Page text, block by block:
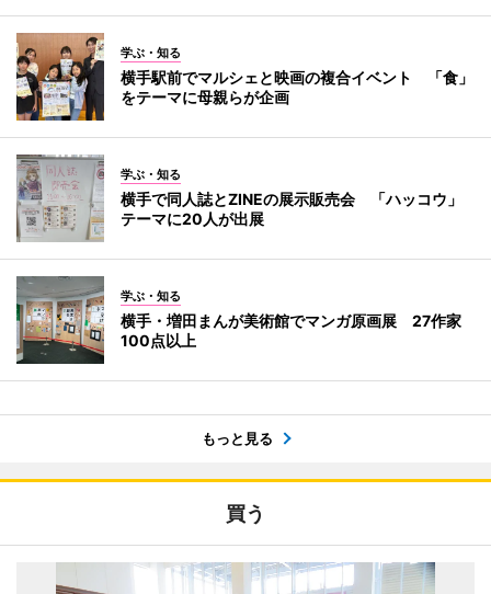
学ぶ・知る
横手駅前でマルシェと映画の複合イベント 「食」
をテーマに母親らが企画
学ぶ・知る
横手で同人誌とZINEの展示販売会 「ハッコウ」
テーマに20人が出展
学ぶ・知る
横手・増田まんが美術館でマンガ原画展 27作家
100点以上
もっと見る
買う